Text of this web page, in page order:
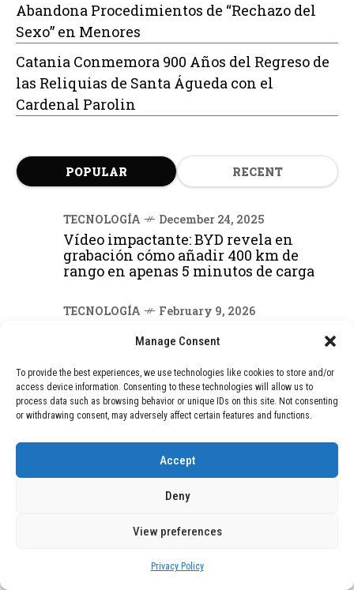
Manage Consent
To provide the best experiences, we use technologies like cookies to store and/or
access device information. Consenting to these technologies will allow us to
process data such as browsing behavior or unique IDs on this site. Not consenting
or withdrawing consent, may adversely affect certain features and functions.
Accept
Deny
View preferences
Privacy Policy
Abandona Procedimientos de “Rechazo del
Sexo” en Menores
Catania Conmemora 900 Años del Regreso de
las Reliquias de Santa Águeda con el
Cardenal Parolin
POPULAR RECENT
TECNOLOGÍA December 24, 2025
Vídeo impactante: BYD revela en
grabación cómo añadir 400 km de
rango en apenas 5 minutos de carga
TECNOLOGÍA February 9, 2026
ruedas todo terreno: este scooter cuesta
adquisición impresionante
BLOG December 24, 2025
GAME se Une a la Oferta de Balizas V16
Geolocalizadas, Obligatorias a Partir de
Devastadora Explosión en Residencia
Menos Dos Víctimas Fatales